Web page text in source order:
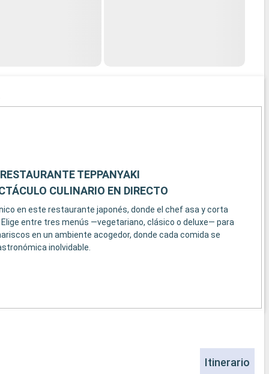
TEPPANYAKI
CULINARIO EN DIRECTO
en este restaurante japonés, donde el chef asa y corta
entre tres menús —vegetariano, clásico o deluxe— para
en un ambiente acogedor, donde cada comida se
inolvidable.
Itinerario